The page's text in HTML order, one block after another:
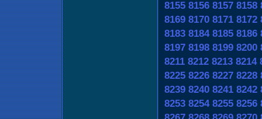
8155 8156 8157 8158
8169 8170 8171 8172
8183 8184 8185 8186
8197 8198 8199 8200
8211 8212 8213 8214
8225 8226 8227 8228
8239 8240 8241 8242
8253 8254 8255 8256